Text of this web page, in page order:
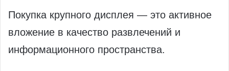
Покупка крупного дисплея — это активное
вложение в качество развлечений и
информационного пространства.